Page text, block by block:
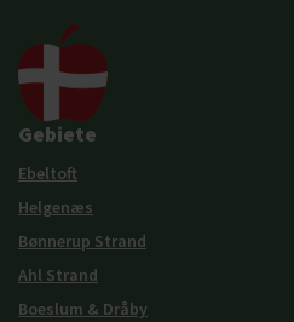
Gebiete
Ebeltoft
Helgenæs
Bønnerup Strand
Ahl Strand
Boeslum & Dråby